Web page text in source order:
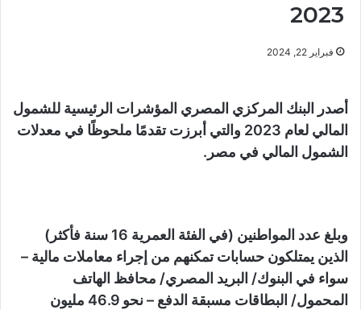
2023
فبراير 22, 2024
أصدر البنك المركزي المصري المؤشرات الرئيسية للشمول
المالي لعام 2023 والتي أبرزت تقدمًا ملحوظًا في معدلات
الشمول المالي في مصر.
وبلغ عدد المواطنين (في الفئة العمرية 16 سنة فأكثر)
الذين يمتلكون حسابات تمكنهم من إجراء معاملات مالية –
سواء في البنوك/ البريد المصري/ محافظ الهاتف
المحمول/ البطاقات مسبقة الدفع – نحو 46.9 مليون